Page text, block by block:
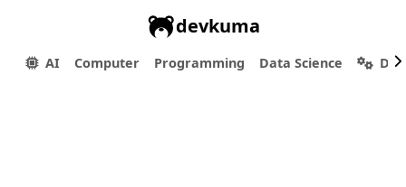
devkuma
AI Computer Programming Data Science